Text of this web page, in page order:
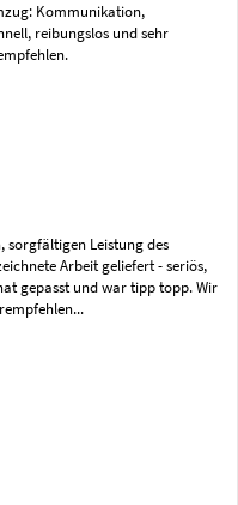
Kommunikation,
reibungslos und sehr
sorgfältigen Leistung des
Arbeit geliefert - seriös,
gepasst und war tipp topp. Wir